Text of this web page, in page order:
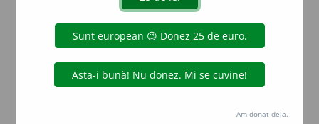
info
Aceste definiții sunt compilate de
echipa dexonline. Definițiile
originale se află pe filadefiniții.
preferințe
Am donat deja.